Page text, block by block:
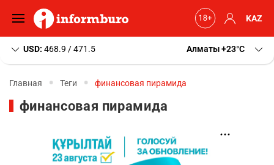
KAZ
USD: 468.9 / 471.5 Алматы+23 C
Главная Теги финансовая пирамида
финансовая пирамида